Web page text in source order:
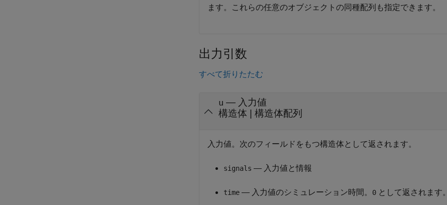
ます。これらの任意のオブジェクトの同種配列も指定できます。
出力引数
すべて折りたたむ
u — 入力値
構造体 | 構造体配列
入力値。次のフィールドをもつ構造体として返されます。
signals — 入力値と情報
time — 入力値のシミュレーション時間。 0 として返されます。